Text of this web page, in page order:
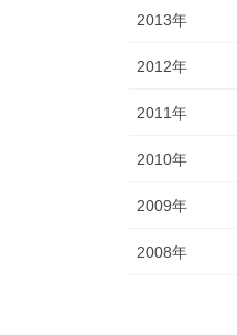
2013年
2012年
2011年
2010年
2009年
2008年